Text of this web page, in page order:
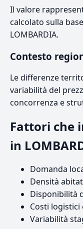
Il valore
calcolato sulla
LOMBARDIA.
Contesto
Le differenze
variabilità del
concorrenza e
Fattori che
in
Domanda
Densità
Disponibilità
Costi logistici
Variabilità